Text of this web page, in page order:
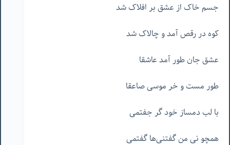
جسم خاک از عشق بر افلاک شد
کوه در رقص آمد و چالاک شد
عشق جان طور آمد عاشقا
طور مست و خر موسی صاعقا
با لب دمساز خود گر جفتمی
همچو نی من گفتنی‌ها گفتمی